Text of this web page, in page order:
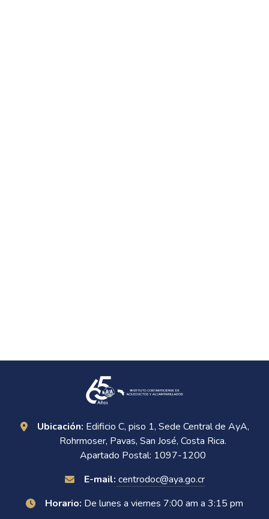
Ubicación: Edificio C, piso 1, Sede Central de AyA,
Rohrmoser, Pavas, San José, Costa Rica.
Apartado Postal: 1097-1200
E-mail: centrodoc@aya.go.cr
Horario: De lunes a viernes 7:00 am a 3:15 pm